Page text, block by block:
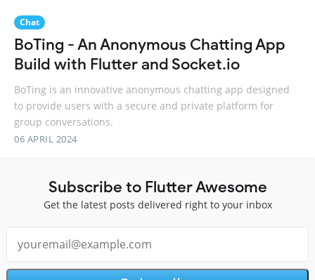
Chat
BoTing - An Anonymous Chatting App
Build with Flutter and Socket.io
BoTing is an innovative anonymous chatting app designed
to provide users with a secure and private platform for
group conversations.
06 APRIL 2024
Subscribe to Flutter Awesome
Get the latest posts delivered right to your inbox